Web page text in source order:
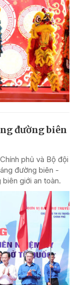
đường biên
phủ và Bộ đội
đường biên -
giới an toàn.